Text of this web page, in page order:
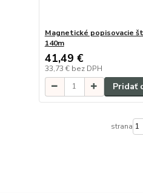
Magnetické popisovacie
140m
41,49 €
33,73 € bez DPH
Pridať
strana